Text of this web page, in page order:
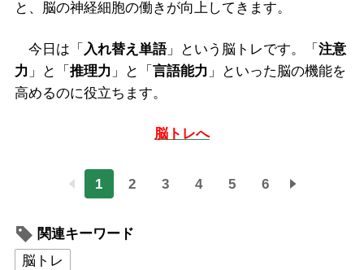
と、脳の神経細胞の働きが向上してきます。
今日は「 入れ替え単語」という脳トレです。「 注意
力 」と「 推理力 」と「 言語能力 」といった脳の機能を
高めるのに役立ちます。
脳トレへ
1 2 3 4 5 6
関連キーワード
脳トレ